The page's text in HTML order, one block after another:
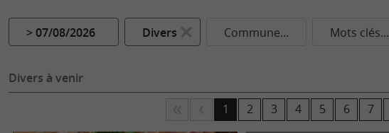
> 07/08/2026 Divers Commune... Mots clés...
Divers à venir
1 2 3 4 5 6 7